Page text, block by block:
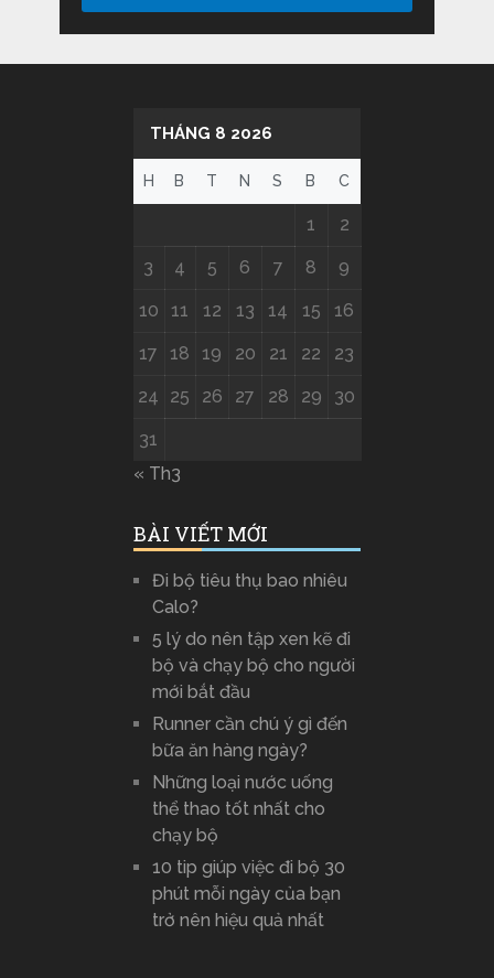
THÁNG 8 2026
H B T N S B C
1 2
3 4 5 6 7 8 9
10 11 12 13 14 15 16
17 18 19 20 21 22 23
24 25 26 27 28 29 30
31
« Th3
BÀI VIẾT MỚI
Đi bộ tiêu thụ bao nhiêu
Calo?
5 lý do nên tập xen kẽ đi
bộ và chạy bộ cho người
mới bắt đầu
Runner cần chú ý gì đến
bữa ăn hàng ngày?
Những loại nước uống
thể thao tốt nhất cho
chạy bộ
10 tip giúp việc đi bộ 30
phút mỗi ngày của bạn
trở nên hiệu quả nhất